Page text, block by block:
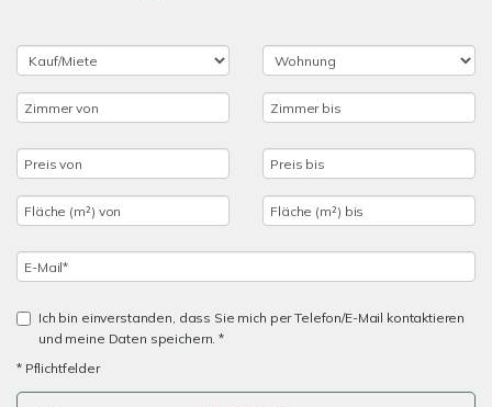
Ich bin einverstanden, dass Sie mich per Telefon/E-Mail kontaktieren
und meine Daten speichern. *
* Pflichtfelder